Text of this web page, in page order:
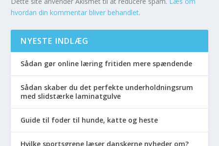
hvordan din kommentar bliver behandlet.
NYESTE INDLÆG
Sådan gør online læring fritiden mere spændende
Sådan skaber du det perfekte underholdningsrum
med slidstærke laminatgulve
Guide til foder til hunde, katte og heste
Hvilke sportsgrene læser danskerne nyheder om?